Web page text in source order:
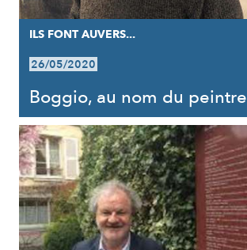
ILS FONT AUVERS...
26/05/2020
Boggio, au nom du peintre